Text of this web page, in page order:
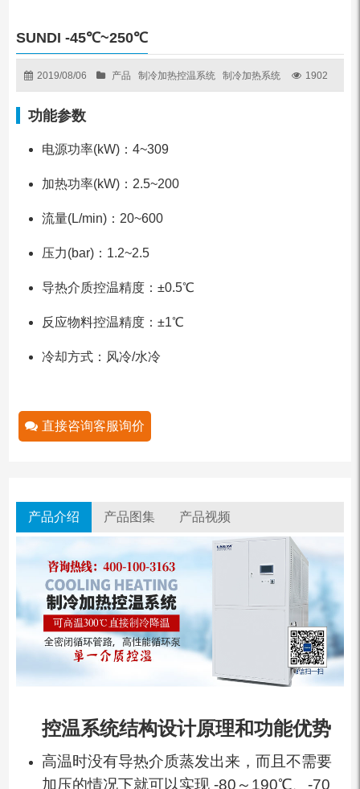
SUNDI -45℃~250℃
2019/08/06 产品 制冷加热控温系统 制冷加热系统 1902
功能参数
电源功率(kW)：4~309
加热功率(kW)：2.5~200
流量(L/min)：20~600
压力(bar)：1.2~2.5
导热介质控温精度：±0.5℃
反应物料控温精度：±1℃
冷却方式：风冷/水冷
直接咨询客服询价
产品介绍 产品图集 产品视频
控温系统结构设计原理和功能优势
高温时没有导热介质蒸发出来，而且不需要
加压的情况下就可以实现 -80～190℃、-70